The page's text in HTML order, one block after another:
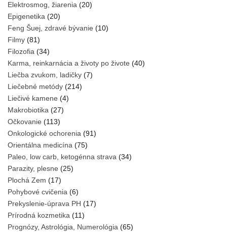
Elektrosmog, žiarenia (20)
Epigenetika (20)
Feng Šuej, zdravé bývanie (10)
Filmy (81)
Filozofia (34)
Karma, reinkarnácia a životy po živote (40)
Liečba zvukom, ladičky (7)
Liečebné metódy (214)
Liečivé kamene (4)
Makrobiotika (27)
Očkovanie (113)
Onkologické ochorenia (91)
Orientálna medicína (75)
Paleo, low carb, ketogénna strava (34)
Parazity, plesne (25)
Plochá Zem (17)
Pohybové cvičenia (6)
Prekyslenie-úprava PH (17)
Prírodná kozmetika (11)
Prognózy, Astrológia, Numerológia (65)